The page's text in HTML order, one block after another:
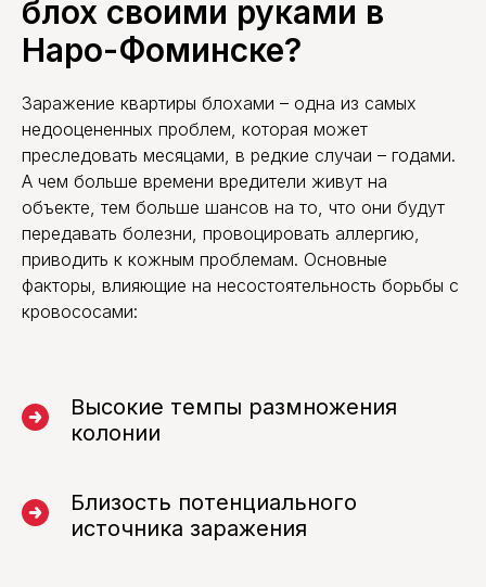
блох своими руками в
Наро-Фоминске?
Заражение квартиры блохами – одна из самых
недооцененных проблем, которая может
преследовать месяцами, в редкие случаи – годами.
А чем больше времени вредители живут на
объекте, тем больше шансов на то, что они будут
передавать болезни, провоцировать аллергию,
приводить к кожным проблемам. Основные
факторы, влияющие на несостоятельность борьбы с
кровососами:
Высокие темпы размножения
колонии
Близость потенциального
источника заражения